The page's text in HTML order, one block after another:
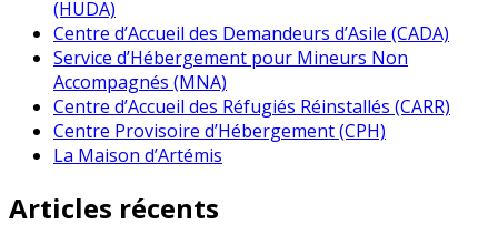
(HUDA)
Centre d’Accueil des Demandeurs d’Asile (CADA)
Service d’Hébergement pour Mineurs Non
Accompagnés (MNA)
Centre d’Accueil des Réfugiés Réinstallés (CARR)
Centre Provisoire d’Hébergement (CPH)
La Maison d’Artémis
Articles récents